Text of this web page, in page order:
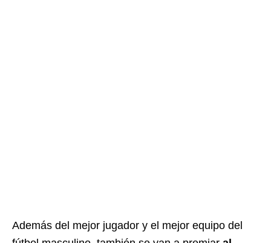
Además del mejor jugador y el mejor equipo del